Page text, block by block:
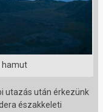
hamut
utazás után érkezünk
északkeleti